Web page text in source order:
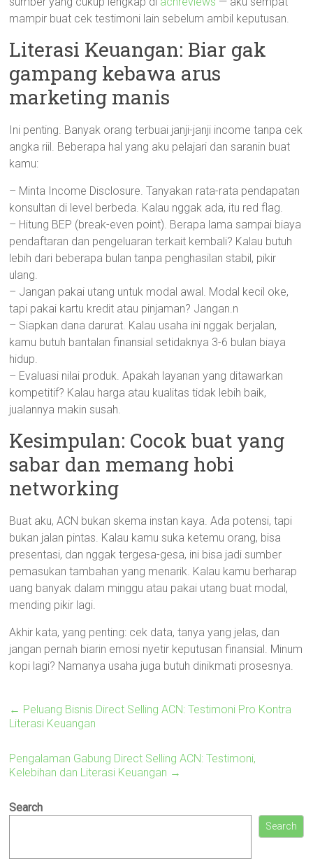
mampir buat cek testimoni lain sebelum ambil keputusan.
Literasi Keuangan: Biar gak
gampang kebawa arus
marketing manis
Ini penting. Banyak orang terbuai janji-janji income tanpa cek
angka riil. Beberapa hal yang aku pelajari dan saranin buat
kamu:
– Minta Income Disclosure. Tanyakan rata-rata pendapatan
konsultan di level berbeda. Kalau nggak ada, itu red flag.
– Hitung BEP (break-even point). Berapa lama sampai biaya
pendaftaran dan pengeluaran terkait kembali? Kalau butuh
lebih dari beberapa bulan tanpa penghasilan stabil, pikir
ulang.
– Jangan pakai utang untuk modal awal. Modal kecil oke,
tapi pakai kartu kredit atau pinjaman? Jangan.n
– Siapkan dana darurat. Kalau usaha ini nggak berjalan,
kamu butuh bantalan finansial setidaknya 3-6 bulan biaya
hidup.
– Evaluasi nilai produk. Apakah layanan yang ditawarkan
kompetitif? Kalau harga atau kualitas tidak lebih baik,
jualannya makin susah.
Kesimpulan: Cocok buat yang
sabar dan memang hobi
networking
Buat aku, ACN bukan skema instan kaya. Ada potensi, tapi
bukan jalan pintas. Kalau kamu suka ketemu orang, bisa
presentasi, dan nggak tergesa-gesa, ini bisa jadi sumber
pemasukan tambahan yang menarik. Kalau kamu berharap
uang banyak dalam minggu atau pakai utang buat modal,
mending pikir lagi.
Akhir kata, yang penting: cek data, tanya yang jelas, dan
jangan pernah biarin emosi nyetir keputusan finansial. Minum
kopi lagi? Namanya usaha juga butuh dinikmati prosesnya.
← Peluang Bisnis Direct Selling ACN: Testimoni Pro Kontra
Literasi Keuangan
Pengalaman Gabung Direct Selling ACN: Testimoni,
Kelebihan dan Literasi Keuangan →
Search
Search